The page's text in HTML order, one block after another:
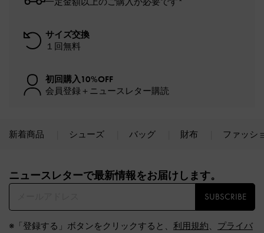
サイズ交換
１回無料
初回購入10%OFF
会員登録＋ニュースレター購読
新着商品 シューズ バッグ 財布 ファッシ
ニュースレターで最新情報をお届けします。​
SUBSCRIBE
※「登録する」ボタンをクリックすると、 利用規約、 プライバ